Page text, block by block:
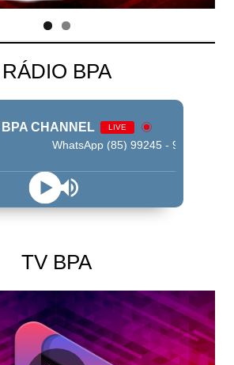
RÁDIO BPA
BPA CHANNEL LIVE
WhatsApp (85) 99245 - 9009
TV BPA